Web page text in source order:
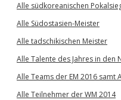
Alle südkoreanischen
Alle Südostasien-Meister
Alle tadschikischen Meister
Alle Talente des Jahres in den
Alle Teams der EM 2016 samt
Alle Teilnehmer der WM 2014